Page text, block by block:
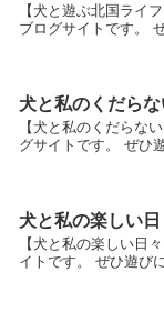
【犬と遊ぶ北国ライ
ブログサイトです。
犬と私のくだら
【犬と私のくだらな
グサイトです。 ぜひ
犬と私の楽しい日
【犬と私の楽しい日
イトです。 ぜひ遊び